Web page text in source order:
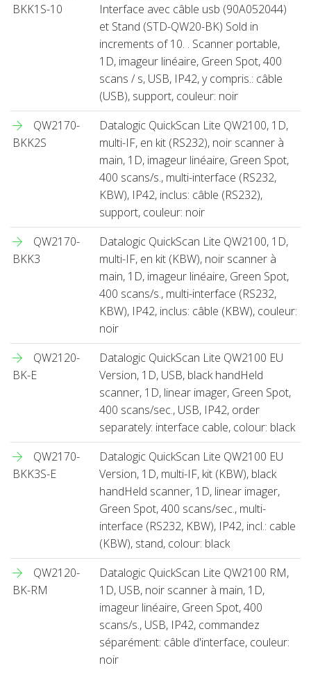
BKK1S-10
Interface avec câble usb (90A052044)
et Stand (STD-QW20-BK) Sold in
increments of 10. . Scanner portable,
1D, imageur linéaire, Green Spot, 400
scans / s, USB, IP42, y compris.: câble
(USB), support, couleur: noir
QW2170-
BKK2S
Datalogic QuickScan Lite QW2100, 1D,
multi-IF, en kit (RS232), noir scanner à
main, 1D, imageur linéaire, Green Spot,
400 scans/s., multi-interface (RS232,
KBW), IP42, inclus: câble (RS232),
support, couleur: noir
QW2170-
BKK3
Datalogic QuickScan Lite QW2100, 1D,
multi-IF, en kit (KBW), noir scanner à
main, 1D, imageur linéaire, Green Spot,
400 scans/s., multi-interface (RS232,
KBW), IP42, inclus: câble (KBW), couleur:
noir
QW2120-
BK-E
Datalogic QuickScan Lite QW2100 EU
Version, 1D, USB, black handHeld
scanner, 1D, linear imager, Green Spot,
400 scans/sec., USB, IP42, order
separately: interface cable, colour: black
QW2170-
BKK3S-E
Datalogic QuickScan Lite QW2100 EU
Version, 1D, multi-IF, kit (KBW), black
handHeld scanner, 1D, linear imager,
Green Spot, 400 scans/sec., multi-
interface (RS232, KBW), IP42, incl.: cable
(KBW), stand, colour: black
QW2120-
BK-RM
Datalogic QuickScan Lite QW2100 RM,
1D, USB, noir scanner à main, 1D,
imageur linéaire, Green Spot, 400
scans/s., USB, IP42, commandez
séparément: câble d'interface, couleur:
noir